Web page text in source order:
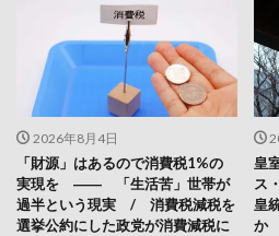
2026年8月4日
「財源」はあるので消費税1%の
実現を ―― 「生活苦」世帯が
過半という現実 / 消費税減税を
選挙公約にした政党が消費減税に
皇
ス
皇
か